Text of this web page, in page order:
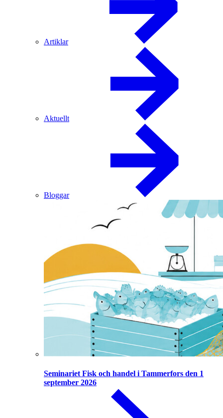
Artiklar
Aktuellt
Bloggar
Seminariet Fisk och handel i Tammerfors den 1
september 2026